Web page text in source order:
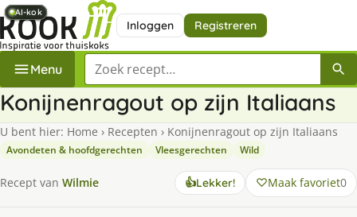
Inloggen Registreren
Menu Zoek een recept
Konijnenragout op zijn Italiaans
U bent hier: Home › Recepten › Konijnenragout op zijn Italiaans
Avondeten & hoofdgerechten Vleesgerechten Wild
Recept van Wilmie 👍Lekker! Maak favoriet0
AI-kok
AI-kok
AI-kok
AI-kok
AI-kok
AI-kok